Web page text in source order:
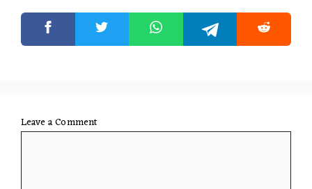
Leave a Comment